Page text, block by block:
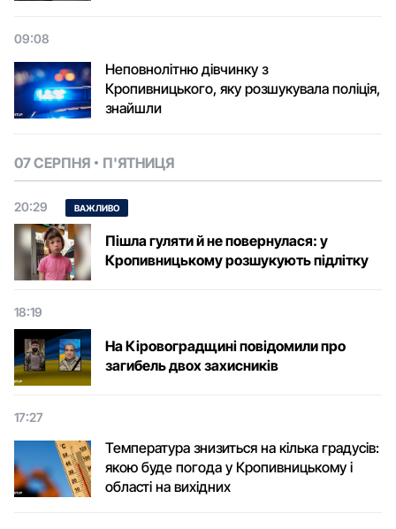
09:08
Неповнолітню дівчинку з
Кропивницького, яку розшукувала поліція,
знайшли
07 СЕРПНЯ П'ЯТНИЦЯ
20:29 ВАЖЛИВО
Пішла гуляти й не повернулася: у
Кропивницькому розшукують підлітку
18:19
На Кіровоградщині повідомили про
загибель двох захисників
17:27
Температура знизиться на кілька градусів:
якою буде погода у Кропивницькому і
області на вихідних